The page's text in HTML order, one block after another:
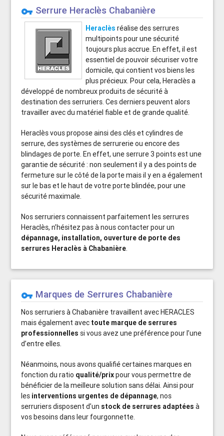
vpn_key Serrure Heraclès Chabanière
Heraclès réalise des serrures
multipoints pour une sécurité
toujours plus accrue. En effet, il est
essentiel de pouvoir sécuriser votre
domicile, qui contient vos biens les
plus précieux. Pour cela, Heraclès a
développé de nombreux produits de sécurité à
destination des serruriers. Ces derniers peuvent alors
travailler avec du matériel fiable et de grande qualité.
Heraclès vous propose ainsi des clés et cylindres de
serrure, des systèmes de serrurerie ou encore des
blindages de porte. En effet, une serrure 3 points est une
garantie de sécurité : non seulement il y a des points de
fermeture sur le côté de la porte mais il y en a également
sur le bas et le haut de votre porte blindée, pour une
sécurité maximale.
Nos serruriers connaissent parfaitement les serrures
Heraclès, n’hésitez pas à nous contacter pour un
dépannage, installation, ouverture de porte des
serrures Heraclès à Chabanière.
vpn_key Marques de Serrures Chabanière
Nos serruriers à Chabanière travaillent avec HERACLES
mais également avec toute marque de serrures
professionnelles si vous avez une préférence pour l’une
d’entre elles.
Néanmoins, nous avons qualifié certaines marques en
fonction du ratio qualité/prixpour vous permettre de
bénéficier de la meilleure solution sans délai. Ainsi pour
les interventions urgentes de dépannage, nos
serruriers disposent d’un stock de serrures adaptées à
vos besoins dans leur fourgonnette.